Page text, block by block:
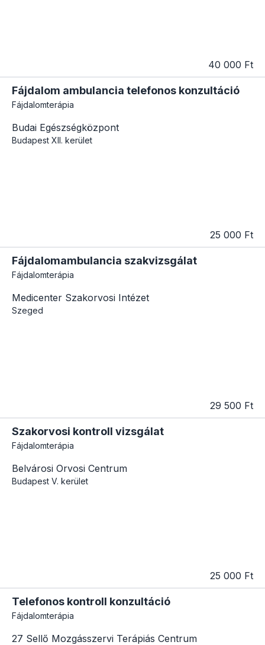
40 000 Ft
Fájdalom ambulancia telefonos konzultáció
Fájdalomterápia
Budai Egészségközpont
Budapest XII. kerület
25 000 Ft
Fájdalomambulancia szakvizsgálat
Fájdalomterápia
Medicenter Szakorvosi Intézet
Szeged
29 500 Ft
Szakorvosi kontroll vizsgálat
Fájdalomterápia
Belvárosi Orvosi Centrum
Budapest V. kerület
25 000 Ft
Telefonos kontroll konzultáció
Fájdalomterápia
27 Sellő Mozgásszervi Terápiás Centrum